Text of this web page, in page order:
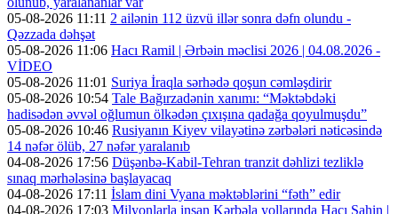
05-08-2026 11:11 2 ailənin 112 üzvü illər sonra dəfn olundu -
Qəzzada dəhşət
05-08-2026 11:06 Hacı Ramil | Ərbəin məclisi 2026 | 04.08.2026 -
VİDEO
05-08-2026 11:01 Suriya İraqla sərhədə qoşun cəmləşdirir
05-08-2026 10:54 Tale Bağırzadənin xanımı: “Məktəbdəki
hadisədən əvvəl oğlumun ölkədən çıxışına qadağa qoyulmuşdu”
05-08-2026 10:46 Rusiyanın Kiyev vilayətinə zərbələri nəticəsində
14 nəfər ölüb, 27 nəfər yaralanıb
04-08-2026 17:56 Düşənbə-Kabil-Tehran tranzit dəhlizi tezliklə
sınaq mərhələsinə başlayacaq
04-08-2026 17:11 İslam dini Vyana məktəblərini “fəth” edir
04-08-2026 17:03 Milyonlarla insan Kərbəla yollarında Hacı Sahin |